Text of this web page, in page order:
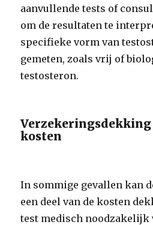
aanvullende tests of
om de resultaten te
specifieke vorm van
gemeten, zoals vrij of
testosteron.
kosten
In sommige gevallen kan
een deel van de kosten
test medisch noodzakelijk